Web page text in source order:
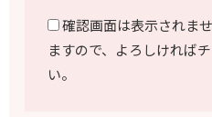
確認画面は表示されま
ますので、よろしければ
い。